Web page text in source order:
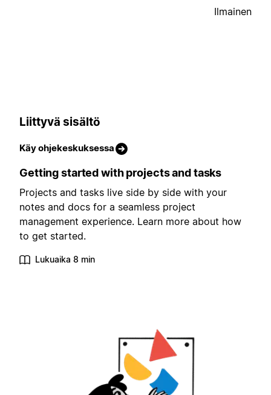
Ilmainen
Liittyvä sisältö
Käy ohjekeskuksessa
Getting started with projects and tasks
Projects and tasks live side by side with your
notes and docs for a seamless project
management experience. Learn more about how
to get started.
Lukuaika 8 min